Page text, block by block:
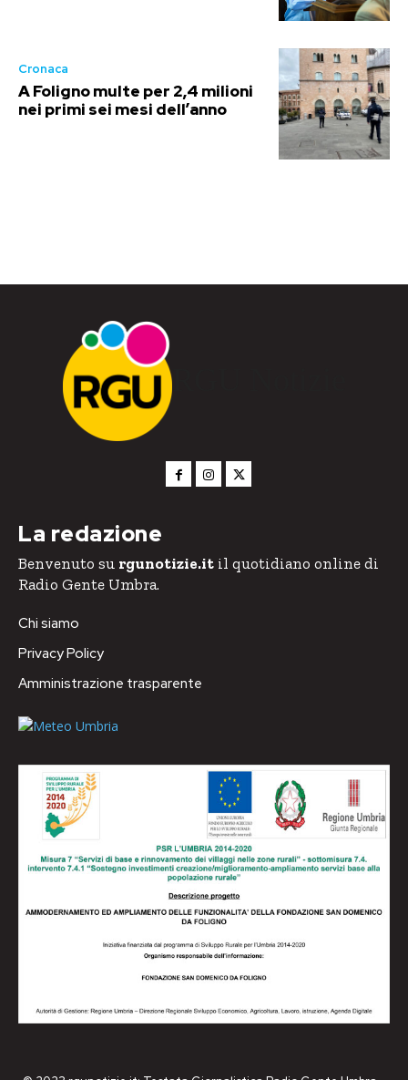
Cronaca
A Foligno multe per 2,4 milioni
nei primi sei mesi dell’anno
RGU Notizie
La redazione
Benvenuto su rgunotizie.it il quotidiano online di
Radio Gente Umbra.
Chi siamo
Privacy Policy
Amministrazione trasparente